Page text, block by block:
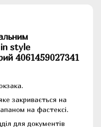
style
4061459027341
закривається на
на фастексі.
для документів